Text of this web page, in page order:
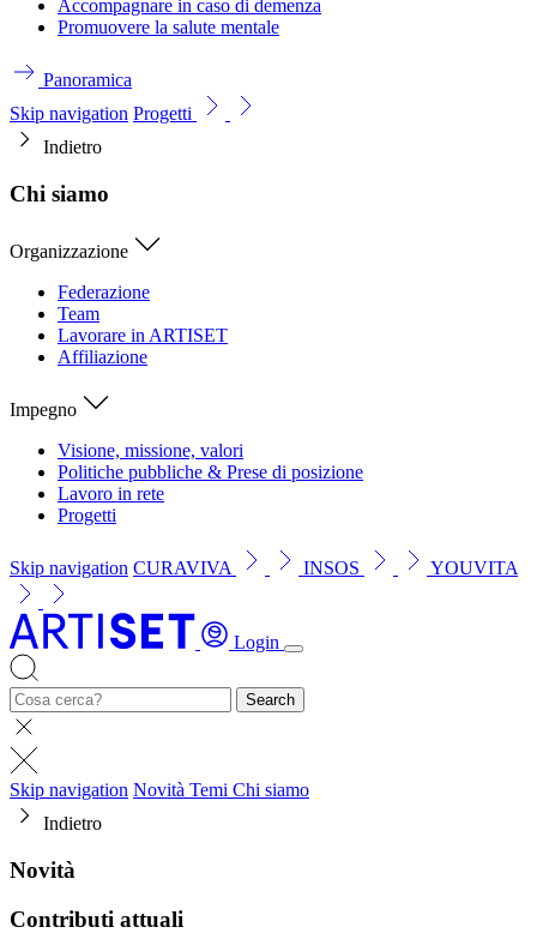
Accompagnare in caso di demenza
Promuovere la salute mentale
Panoramica
Skip navigation Progetti
Indietro
Chi siamo
Organizzazione
Federazione
Team
Lavorare in ARTISET
Affiliazione
Impegno
Visione, missione, valori
Politiche pubbliche & Prese di posizione
Lavoro in rete
Progetti
Skip navigation CURAVIVA INSOS YOUVITA
Login
Search
Skip navigation Novità Temi Chi siamo
Indietro
Novità
Contributi attuali